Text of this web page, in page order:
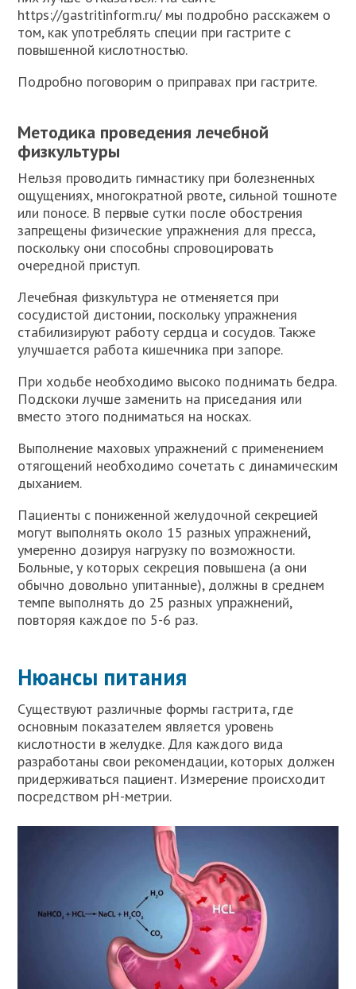
https://gastritinform.ru/ мы подробно расскажем о
том, как употреблять специи при гастрите с
повышенной кислотностью.
Подробно поговорим о приправах при гастрите.
Методика проведения лечебной
физкультуры
Нельзя проводить гимнастику при болезненных
ощущениях, многократной рвоте, сильной тошноте
или поносе. В первые сутки после обострения
запрещены физические упражнения для пресса,
поскольку они способны спровоцировать
очередной приступ.
Лечебная физкультура не отменяется при
сосудистой дистонии, поскольку упражнения
стабилизируют работу сердца и сосудов. Также
улучшается работа кишечника при запоре.
При ходьбе необходимо высоко поднимать бедра.
Подскоки лучше заменить на приседания или
вместо этого подниматься на носках.
Выполнение маховых упражнений с применением
отягощений необходимо сочетать с динамическим
дыханием.
Пациенты с пониженной желудочной секрецией
могут выполнять около 15 разных упражнений,
умеренно дозируя нагрузку по возможности.
Больные, у которых секреция повышена (а они
обычно довольно упитанные), должны в среднем
темпе выполнять до 25 разных упражнений,
повторяя каждое по 5-6 раз.
Нюансы питания
Существуют различные формы гастрита, где
основным показателем является уровень
кислотности в желудке. Для каждого вида
разработаны свои рекомендации, которых должен
придерживаться пациент. Измерение происходит
посредством pH-метрии.